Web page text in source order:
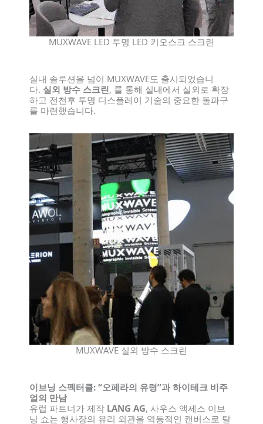
MUXWAVE LED 투명 LED 키오스크 스크린
실내 솔루션을 넘어 MUXWAVE도 출시되었습니
다. 실외 방수 스크린, 를 통해 실내에서 실외로 확장
하고 전천후 투명 디스플레이 기술의 중요한 돌파구
를 마련했습니다.
MUXWAVE 실외 방수 스크린
이브닝 스펙터클: “오페라의 유령”과 하이테크 비주
얼의 만남
유럽 파트너가 제작 LANG AG, 사우스 액세스 이브
닝 쇼는 행사장의 유리 외관을 역동적인 캔버스로 탈